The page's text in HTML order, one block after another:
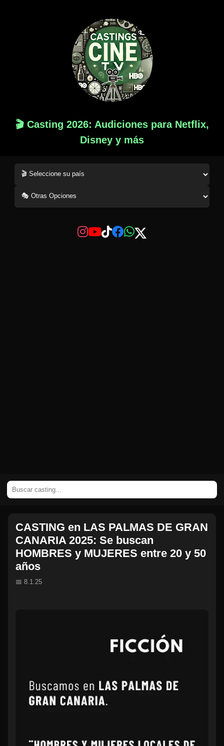
🎬 Casting 2026: Audiciones para Netflix,
Disney y más
CASTING en LAS PALMAS DE GRAN
CANARIA 2025: Se buscan
HOMBRES y MUJERES entre 20 y 50
años
📅 8.1.25